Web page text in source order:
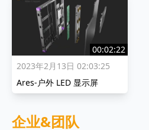
00:02:22
2023年2月13日 02:03:25
Ares-户外 LED 显示屏
企业&团队